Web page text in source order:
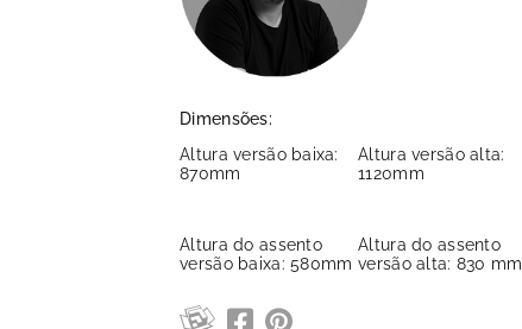
Dimensões:
Altura versão baixa:
870mm
Altura versão alta:
1120mm
Altura do assento
versão baixa: 580mm
Altura do assento
versão alta: 830 mm